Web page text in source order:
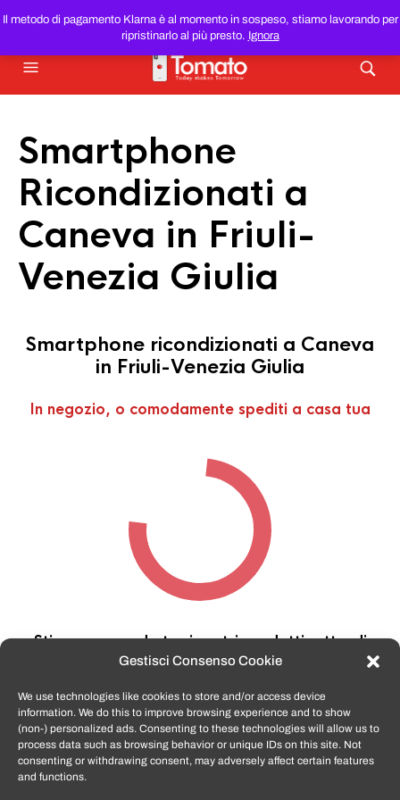
Gestisci Consenso Cookie
We use technologies like cookies to store and/or access device
information. We do this to improve browsing experience and to show
(non-) personalized ads. Consenting to these technologies will allow us to
process data such as browsing behavior or unique IDs on this site. Not
consenting or withdrawing consent, may adversely affect certain features
and functions.
Il metodo di pagamento Klarna è al momento in sospeso, stiamo lavorando per
ripristinarlo al più presto. Ignora
SMARTPHONE E TABLET RICONDIZIONATIAL MIGLIOR
PREZZO DEL WEB!
Smartphone
Ricondizionati a
Caneva in Friuli-
Venezia Giulia
Smartphone ricondizionati a Caneva
in Friuli-Venezia Giulia
In negozio, o comodamente spediti a casa tua
Stiamo cercando tra i nostri prodotti, attendi
qualche secondo…
TomatoSmartphone.itè lo shop n.1 in italia per
smartphone ricondizionati garantiti e certificati
di tutte le marche,APPLE, SAMSUNG, HUAWEI,
ONEPLUS, XIAOMI e tanto altro